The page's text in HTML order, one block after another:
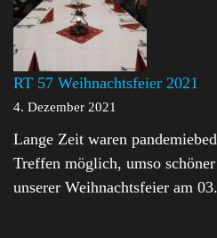
RT 57 Weihnachtsfeier 2021
4. Dezember 2021
Lange Zeit waren
Treffen möglich, umso
unserer Weihnachtsfeier am